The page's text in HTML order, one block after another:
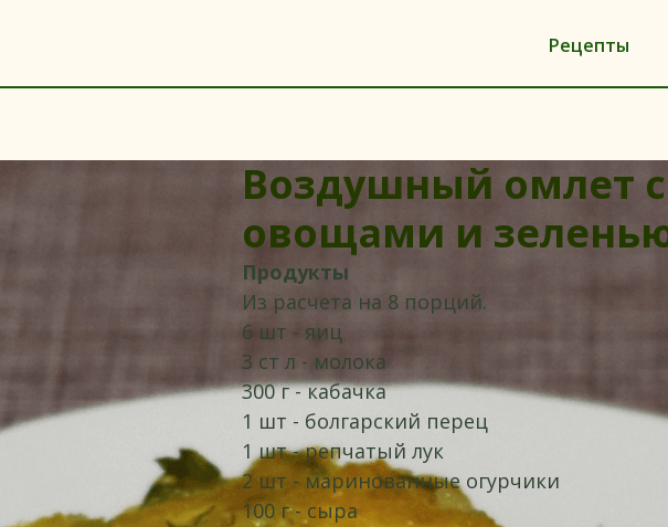
Рецепты
Воздушный омлет с
овощами и
Продукты
Из расчета на 8 порций.
6 шт - яиц
3 ст л - молока
300 г - кабачка
1 шт - болгарский перец
1 шт - репчатый лук
2 шт - маринованные огурчики
100 г - сыра